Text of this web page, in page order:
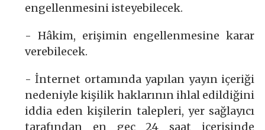
engellenmesini isteyebilecek.
- Hâkim, erişimin engellenmesine karar
verebilecek.
- İnternet ortamında yapılan yayın içeriği
nedeniyle kişilik haklarının ihlal edildiğini
iddia eden kişilerin talepleri, yer sağlayıcı
tarafından en geç 24 saat içerisinde